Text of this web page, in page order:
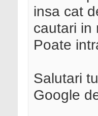
insa cat
cautari in
Poate
Salutari
Google